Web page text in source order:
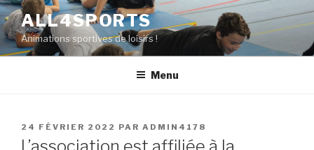
Aller
au
contenu
principal
ALL4SPORTS
Animations sportives de loisirs !
Menu
PUBLIÉ
LE
24 FÉVRIER 2022 PAR ADMIN4178